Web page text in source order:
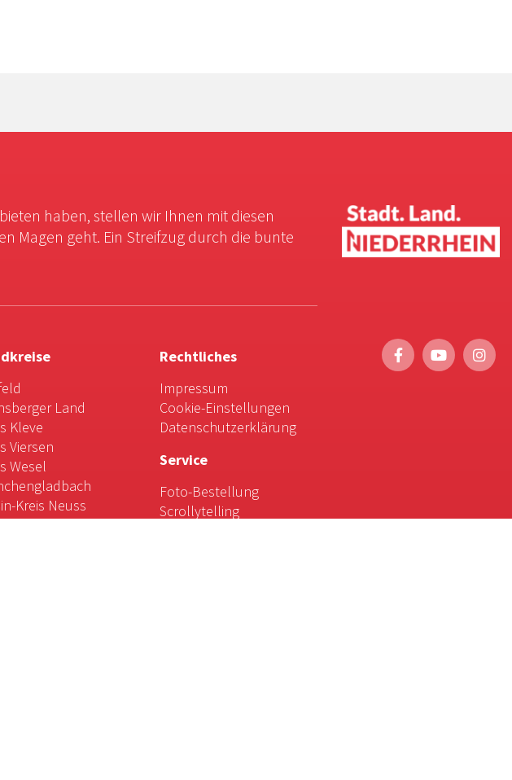
haben, stellen wir Ihnen mit diesen
Magen geht. Ein Streifzug durch die bunte
Land
Kleve
Viersen
Wesel
Kreis Neuss
Rechtliches
Impressum
Cookie-Einstellungen
Datenschutzerklärung
Service
Foto-Bestellung
Scrollytelling